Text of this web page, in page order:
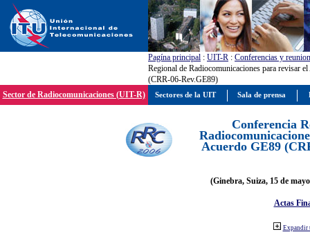
Pagína principal : UIT-R : Conferencias y
Regional de Radiocomunicaciones para revisar
(CRR-06-Rev.GE89)
Sector de Radiocomunicaciones (UIT-R)
Conferencia
Acuerdo GE89
(Ginebra, Suiza, 15 de
Actas
Expandir
Sectores de la UIT Sala de prensa